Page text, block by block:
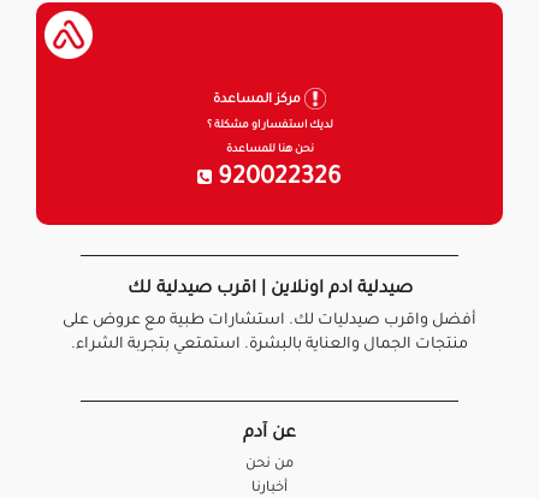
مركز المساعدة
لديك استفسار او مشكلة ؟
نحن هنا للمساعدة
920022326
صيدلية ادم اونلاين | اقرب صيدلية لك
أفضل واقرب صيدليات لك. استشارات طبية مع عروض على
منتجات الجمال والعناية بالبشرة. استمتعي بتجربة الشراء.
عن آدم
من نحن
أخبارنا